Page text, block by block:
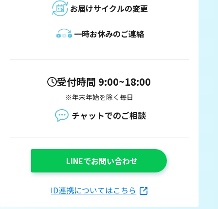
お届けサイクルの変更
一時お休みのご連絡
受付時間 9:00~18:00
※年末年始を除く毎日
チャットでのご相談
LINEでお問い合わせ
ID連携についてはこちら